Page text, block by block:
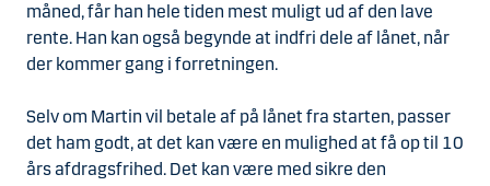
måned, får han hele tiden mest muligt ud af den lave
rente. Han kan også begynde at indfri dele af lånet, når
der kommer gang i forretningen.
Selv om Martin vil betale af på lånet fra starten, passer
det ham godt, at det kan være en mulighed at få op til 10
års afdragsfrihed. Det kan være med sikre den